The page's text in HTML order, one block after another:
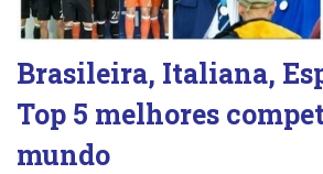
Brasileira, Italiana,
Top 5 melhores
mundo